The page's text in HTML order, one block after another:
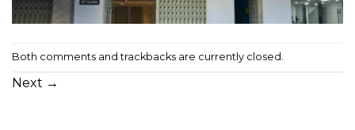
Both comments and trackbacks are currently closed.
Next →